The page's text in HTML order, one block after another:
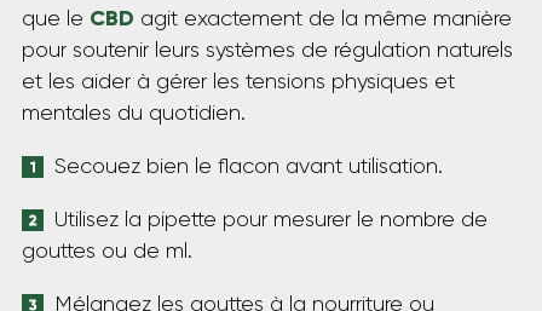
que le CBD agit exactement de la même manière
pour soutenir leurs systèmes de régulation naturels
et les aider à gérer les tensions physiques et
mentales du quotidien.
Secouez bien le flacon avant utilisation.
Utilisez la pipette pour mesurer le nombre de
gouttes ou de ml.
Mélangez les gouttes à la nourriture ou